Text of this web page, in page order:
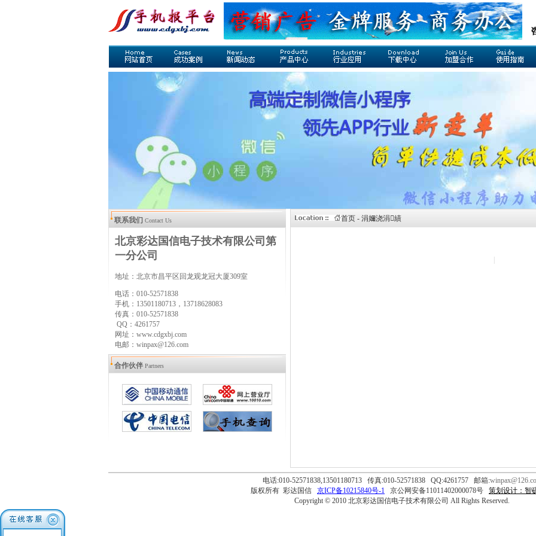
联系我们 Contact Us
北京彩达国信电子技术有限公司第
一分公司
地址：北京市昌平区回龙观龙冠大厦309室
电话：010-52571838
手机：13501180713，13718628083
传真：010-52571838
QQ：4261757
网址：www.cdgxbj.com
电邮：winpax@126.com
合作伙伴 Partners
首页 - 涓嬭浇涓績
电话:010-52571838,13501180713 传真:010-52571838 QQ:4261757 邮箱:
版权所有 彩达国信 京ICP备10215840号-1 京公网安备11011402000078号
策划设计：智
Copyright © 2010 北京彩达国信电子技术有限公司 All Rights Reserved.